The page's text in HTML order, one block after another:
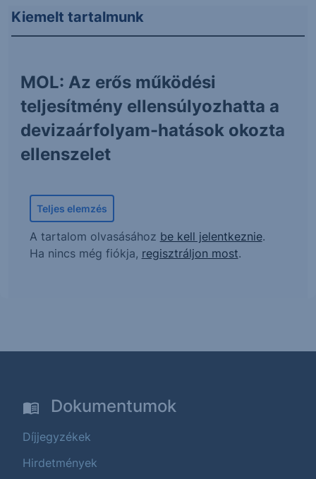
Kiemelt tartalmunk
MOL: Az erős működési
teljesítmény ellensúlyozhatta a
devizaárfolyam-hatások okozta
ellenszelet
Teljes elemzés
A tartalom olvasásához be kell jelentkeznie.
Ha nincs még fiókja, regisztráljon most.
Dokumentumok
Díjjegyzékek
Hirdetmények